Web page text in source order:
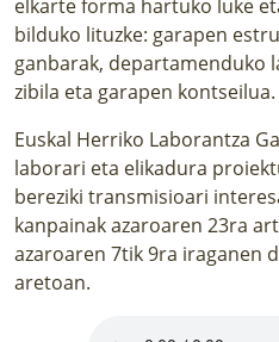
elkarte forma hartuko luke
bilduko lituzke: garapen
ganbarak, departamenduko
zibila eta garapen kontseilua.
Euskal Herriko Laborantza
laborari eta elikadura
bereziki transmisioari
kanpainak azaroaren 23ra
azaroaren 7tik 9ra iraganen
aretoan.